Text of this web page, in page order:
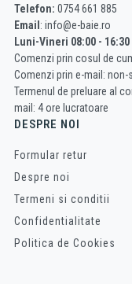
Telefon: 0754 661 885
Email : info@e-baie.ro
Luni-Vineri 08:00 - 16:30
Comenzi prin cosul de
Comenzi prin e-mail: non-
Termenul de preluare al
mail: 4 ore lucratoare
DESPRE NOI
Formular retur
Despre noi
Termeni si conditii
Confidentialitate
Politica de Cookies